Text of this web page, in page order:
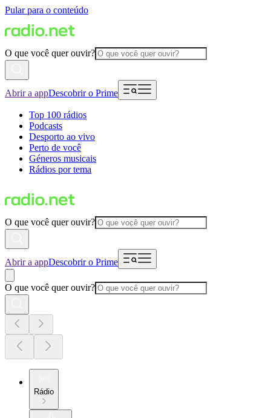
Pular para o conteúdo
O que você quer ouvir?
Abrir a appDescobrir o Prime
Top 100 rádios
Podcasts
Desporto ao vivo
Perto de você
Géneros musicais
Rádios por tema
O que você quer ouvir?
Abrir a appDescobrir o Prime
O que você quer ouvir?
Rádio